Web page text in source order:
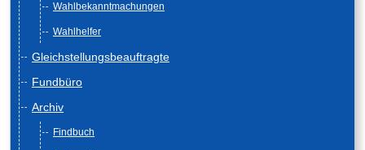
Wahlbekanntmachungen
Wahlhelfer
Gleichstellungsbeauftragte
Fundbüro
Archiv
Findbuch